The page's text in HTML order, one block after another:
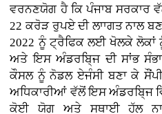
ਵਰਨਣਯੋਗ ਹੈ ਕਿ ਪੰਜਾਬ ਸਰਕਾਰ
22 ਕਰੋੜ ਰੁਪਏ ਦੀ ਲਾਾਗਤ ਨਾਲ
2022 ਨੂੰ ਟ੍ਰੈਫਿਕ ਲਈ ਖੋਲਕੇ ਲੋਕਾਂ
ਅਤੇ ਇਸ ਅੰਡਰਬਿ੍ਜ ਦੀ ਸਾਂਭ
ਕੌਸਲ ਨੂੰ ਨੋਡਲ ਏਜੰਸੀ ਬਣਾ ਕੇ
ਅਧਿਕਾਰੀਆਂ ਵੱਲੋਂ ਇਸ ਅੰਡਰਬਿ੍ਜ
ਕੋਈ ਯੋਗ ਅਤੇ ਸਥਾਈ ਹੱਲ